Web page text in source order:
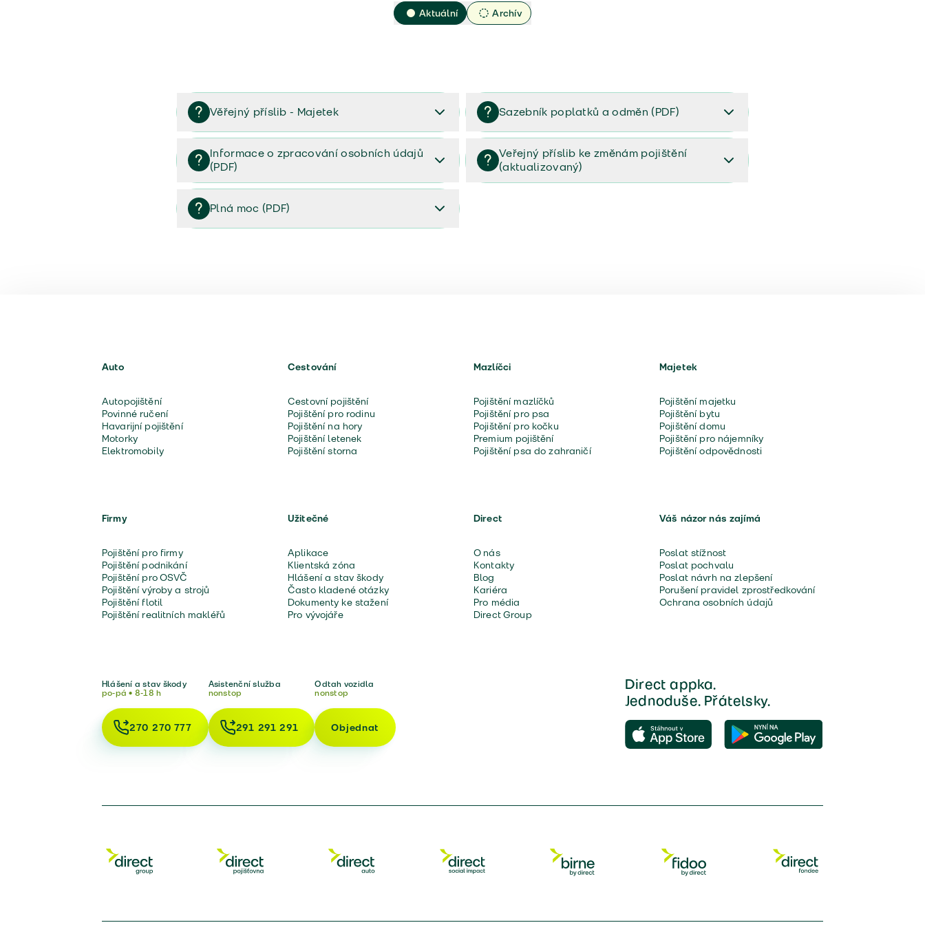
Aktuální Archív
Věřejný příslib - Majetek
Věřejný příslib majetek 2023
Sazebník poplatků a odměn (PDF)
Sazebník poplatků a odměn (PDF)
Informace o zpracování osobních údajů
(PDF)
Informace o zpracování osobních údajů (PDF)
Veřejný příslib ke změnám pojištění
(aktualizovaný)
Plná moc (PDF)
Auto
Autopojištění
Povinné ručení
Havarijní pojištění
Motorky
Elektromobily
Cestování
Cestovní pojištění
Pojištění pro rodinu
Pojištění na hory
Pojištění letenek
Pojištění storna
Mazlíčci
Pojištění mazlíčků
Pojištění pro psa
Pojištění pro kočku
Premium pojištění
Pojištění psa do zahraničí
Majetek
Pojištění majetku
Pojištění bytu
Pojištění domu
Pojištění pro nájemníky
Pojištění odpovědnosti
Firmy
Pojištění pro firmy
Pojištění podnikání
Pojištění pro OSVČ
Pojištění výroby a strojů
Pojištění flotil
Pojištění realitních makléřů
Užitečné
Aplikace
Klientská zóna
Hlášení a stav škody
Často kladené otázky
Dokumenty ke stažení
Pro vývojáře
Direct
O nás
Kontakty
Blog
Kariéra
Pro média
Direct Group
Váš názor nás zajímá
Poslat stížnost
Poslat pochvalu
Poslat návrh na zlepšení
Porušení pravidel zprostředkování
Ochrana osobních údajů
Hlášení a stav škody
po-pá • 8-18 h
270 270 777
Asistenční služba
nonstop
291 291 291
Odtah vozidla
nonstop
Objednat
Direct appka.
Jednoduše. Přátelsky.